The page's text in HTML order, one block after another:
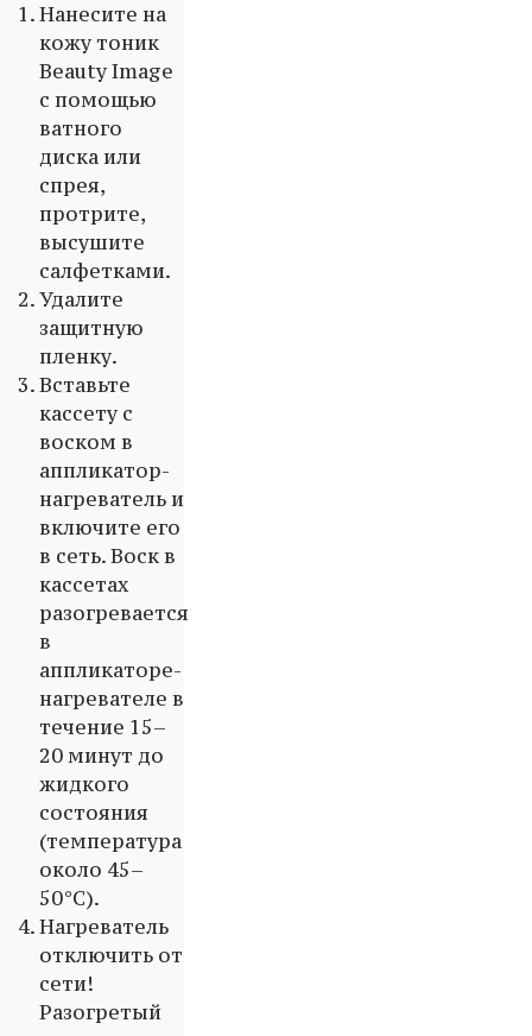
Нанесите на
кожу тоник
Beauty Image
с помощью
ватного
диска или
спрея,
протрите,
высушите
салфетками.
Удалите
защитную
пленку.
Вставьте
кассету с
воском в
аппликатор-
нагреватель и
включите его
в сеть. Воск в
кассетах
разогревается
в
аппликаторе-
нагревателе в
течение 15–
20 минут до
жидкого
состояния
(температура
около 45–
50°С).
Нагреватель
отключить от
сети!
Разогретый